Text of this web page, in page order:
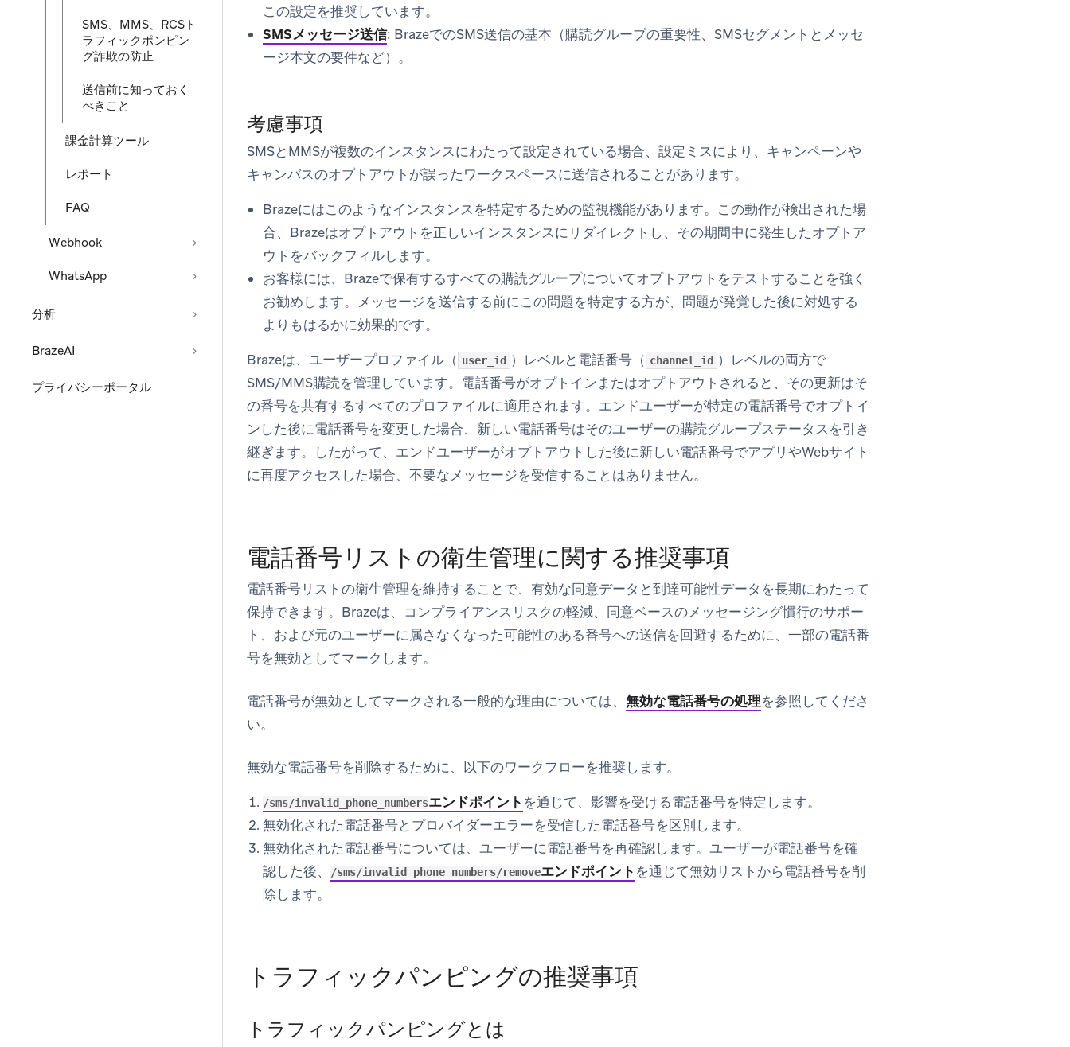
SMS、MMS、RCSト
ラフィックポンピン
グ詐欺の防止
送信前に知っておく
べきこと
課金計算ツール
レポート
FAQ
Webhook
WhatsApp
分析
BrazeAI
プライバシーポータル
この設定を推奨しています。
SMSメッセージ送信: BrazeでのSMS送信の基本（購読グループの重要性、SMSセグメントとメッセ
ージ本文の要件など）。
考慮事項
SMSとMMSが複数のインスタンスにわたって設定されている場合、設定ミスにより、キャンペーンや
キャンバスのオプトアウトが誤ったワークスペースに送信されることがあります。
Brazeにはこのようなインスタンスを特定するための監視機能があります。この動作が検出された場
合、Brazeはオプトアウトを正しいインスタンスにリダイレクトし、その期間中に発生したオプトア
ウトをバックフィルします。
お客様には、Brazeで保有するすべての購読グループについてオプトアウトをテストすることを強く
お勧めします。メッセージを送信する前にこの問題を特定する方が、問題が発覚した後に対処する
よりもはるかに効果的です。
Brazeは、ユーザープロファイル（ user_id ）レベルと電話番号（ channel_id ）レベルの両方で
SMS/MMS購読を管理しています。電話番号がオプトインまたはオプトアウトされると、その更新はそ
の番号を共有するすべてのプロファイルに適用されます。エンドユーザーが特定の電話番号でオプトイ
ンした後に電話番号を変更した場合、新しい電話番号はそのユーザーの購読グループステータスを引き
継ぎます。したがって、エンドユーザーがオプトアウトした後に新しい電話番号でアプリやWebサイト
に再度アクセスした場合、不要なメッセージを受信することはありません。
電話番号リストの衛生管理に関する推奨事項
電話番号リストの衛生管理を維持することで、有効な同意データと到達可能性データを長期にわたって
保持できます。Brazeは、コンプライアンスリスクの軽減、同意ベースのメッセージング慣行のサポー
ト、および元のユーザーに属さなくなった可能性のある番号への送信を回避するために、一部の電話番
号を無効としてマークします。
電話番号が無効としてマークされる一般的な理由については、 無効な電話番号の処理を参照してくださ
い。
無効な電話番号を削除するために、以下のワークフローを推奨します。
/sms/invalid_phone_numbersエンドポイント を通じて、影響を受ける電話番号を特定します。
無効化された電話番号とプロバイダーエラーを受信した電話番号を区別します。
無効化された電話番号については、ユーザーに電話番号を再確認します。ユーザーが電話番号を確
認した後、
/sms/invalid_phone_numbers/removeエンドポイント を通じて無効リストから電話番号を削
除します。
トラフィックパンピングの推奨事項
トラフィックパンピングとは